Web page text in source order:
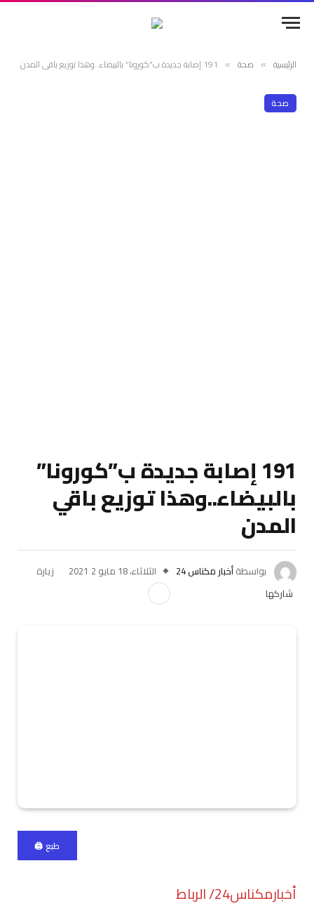
الرئيسية » صحة » 191 إصابة جديدة ب”كورونا” بالبيضاء..وهذا توزيع باقي المدن
صحة
191 إصابة جديدة ب”كورونا”
بالبيضاء..وهذا توزيع باقي
المدن
بواسطةأخبار مكناس 24 الثلاثاء، 18 مايو 2021 2
زيارة
شاركها
طبع 🖨
أخبارمكناس24/ الرباط